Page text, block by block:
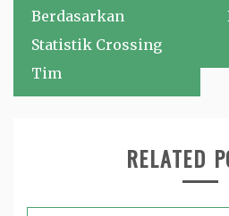
Berdasarkan
Statistik Crossing
Tim
RELATED